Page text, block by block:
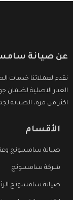
عن صيانة
نقدم لعملائنا خدمات
الغيار الاصلية
اكثر من مرة، الصيانة
الأقسام
صيانة سامسونج
شركة سامسونج
صيانة سامسونج